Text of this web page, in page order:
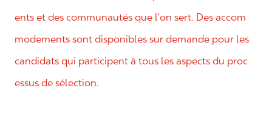
ents et des communautés que l’on sert. Des accom
modements sont disponibles sur demande pour les
candidats qui participent à tous les aspects du proc
essus de sélection.